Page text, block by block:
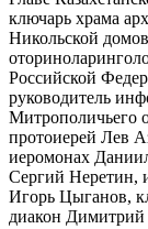
ключарь храма
Никольской
Российской
руководитель
Митрополичьего
протоиерей Лев
иеромонах
Сергий Неретин,
Игорь Цыганов,
диакон Димитрий